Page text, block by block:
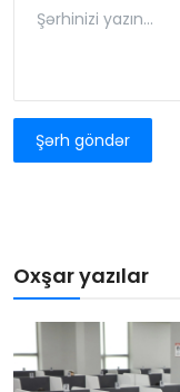
Şərh göndər
Oxşar yazılar